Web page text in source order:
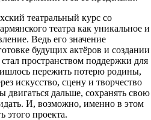
театральный курс со
театра как уникальное и
Ведь его значение
будущих актёров и создании
пространством поддержки для
пережить потерю родины,
искусство, сцену и творчество
двигаться дальше, сохранять свою
И, возможно, именно в этом
этого проекта.